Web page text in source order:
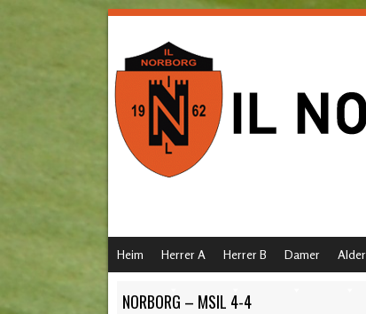
MENU
SKIP TO CONTENT
Heim Herrer A Herrer B Damer
NORBORG – MSIL 4-4